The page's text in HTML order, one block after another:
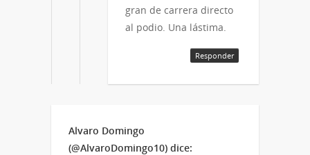
gran de carrera directo
al podio. Una lástima.
Responder
Alvaro Domingo
(@AlvaroDomingo10) dice: